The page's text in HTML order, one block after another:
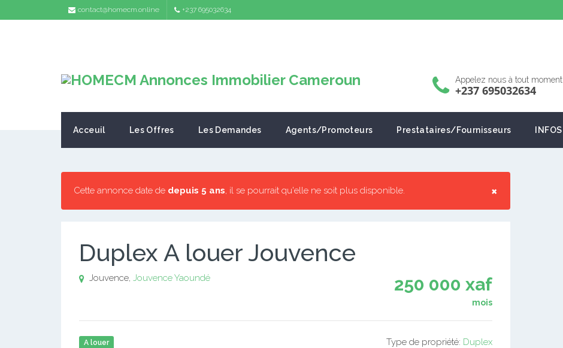
contact@homecm.online +237 695032634
Appelez nous à tout moment
+237 695032634
Acceuil Les Offres Les Demandes Agents/Promoteurs Prestataires/Fournisseurs INFOS
×
Cette annonce date de depuis 5 ans, il se pourrait qu'elle ne soit plus disponible.
Duplex A louer Jouvence
250 000 xaf
mois
Jouvence, JouvenceYaoundé
A louer Type de propriété: Duplex